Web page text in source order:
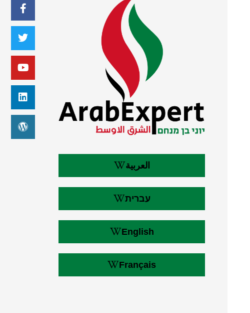
العربية
עברית
English
Français